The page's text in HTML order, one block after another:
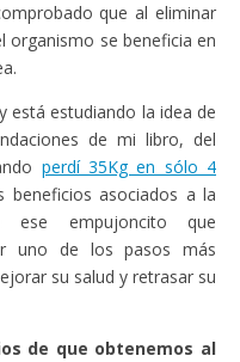
que al eliminar
organismo se beneficia en
está estudiando la idea de
de mi libro, del
perdí 35Kg en sólo 4
asociados a la
empujoncito que
uno de los pasos más
su salud y retrasar su
de que obtenemos al